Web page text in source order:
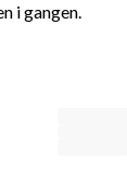
i gangen.